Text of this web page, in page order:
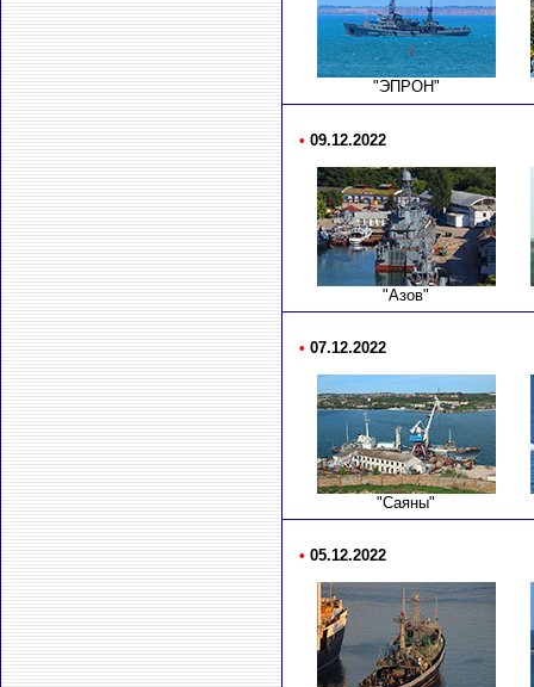
"ЭПРОН"
• 09.12.2022
"Азов"
• 07.12.2022
"Саяны"
• 05.12.2022